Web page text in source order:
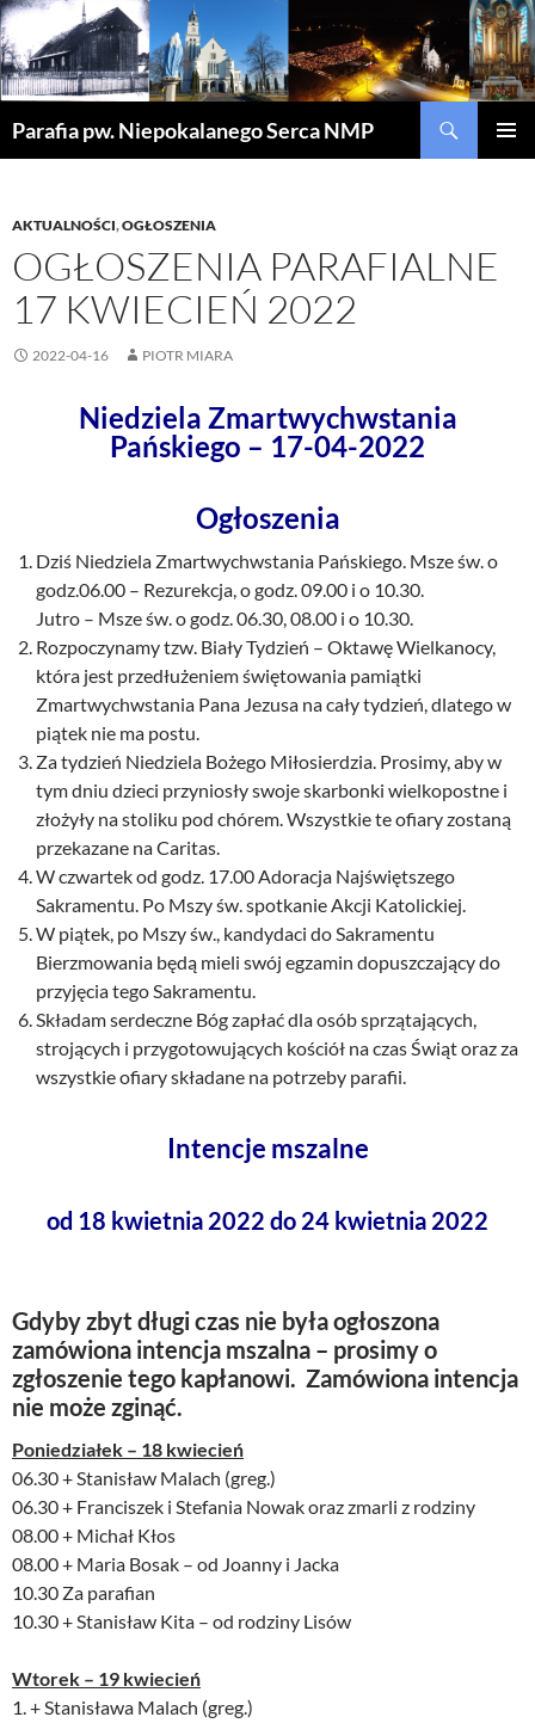
Parafia pw. Niepokalanego Serca NMP
AKTUALNOŚCI,OGŁOSZENIA
OGŁOSZENIA PARAFIALNE
17 KWIECIEŃ 2022
2022-04-16 PIOTR MIARA
Niedziela Zmartwychwstania
Pańskiego – 17-04-2022
Ogłoszenia
Dziś Niedziela Zmartwychwstania Pańskiego. Msze św. o
godz.06.00 – Rezurekcja, o godz. 09.00 i o 10.30.
Jutro – Msze św. o godz. 06.30, 08.00 i o 10.30.
Rozpoczynamy tzw. Biały Tydzień – Oktawę Wielkanocy,
która jest przedłużeniem świętowania pamiątki
Zmartwychwstania Pana Jezusa na cały tydzień, dlatego w
piątek nie ma postu.
Za tydzień Niedziela Bożego Miłosierdzia. Prosimy, aby w
tym dniu dzieci przyniosły swoje skarbonki wielkopostne i
złożyły na stoliku pod chórem. Wszystkie te ofiary zostaną
przekazane na Caritas.
W czwartek od godz. 17.00 Adoracja Najświętszego
Sakramentu. Po Mszy św. spotkanie Akcji Katolickiej.
W piątek, po Mszy św., kandydaci do Sakramentu
Bierzmowania będą mieli swój egzamin dopuszczający do
przyjęcia tego Sakramentu.
Składam serdeczne Bóg zapłać dla osób sprzątających,
strojących i przygotowujących kościół na czas Świąt oraz za
wszystkie ofiary składane na potrzeby parafii.
Intencje mszalne
od 18 kwietnia 2022 do 24 kwietnia 2022
Gdyby zbyt długi czas nie była ogłoszona
zamówiona intencja mszalna – prosimy o
zgłoszenie tego kapłanowi. Zamówiona intencja
nie może zginąć.
Poniedziałek – 18 kwiecień
06.30 + Stanisław Malach (greg.)
06.30 + Franciszek i Stefania Nowak oraz zmarli z rodziny
08.00 + Michał Kłos
08.00 + Maria Bosak – od Joanny i Jacka
10.30 Za parafian
10.30 + Stanisław Kita – od rodziny Lisów
Wtorek – 19 kwiecień
1. + Stanisława Malach (greg.)